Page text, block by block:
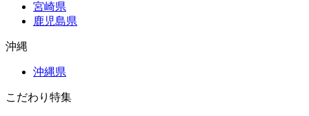
宮崎県
鹿児島県
沖縄
沖縄県
こだわり特集